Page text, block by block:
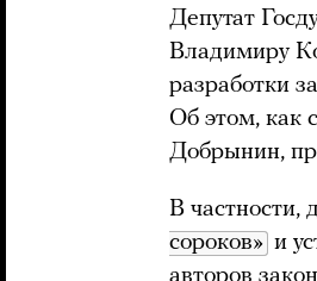
Депутат
Владимиру
разработки
Об этом, как
Добрынин,
В частности,
сороков» и
авторов